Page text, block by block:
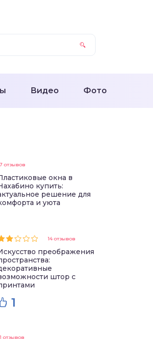
Видео Фото
отзывов
окна в
купить:
решение для
и уюта
14 отзывов
преображения
штор с
1
отзывов